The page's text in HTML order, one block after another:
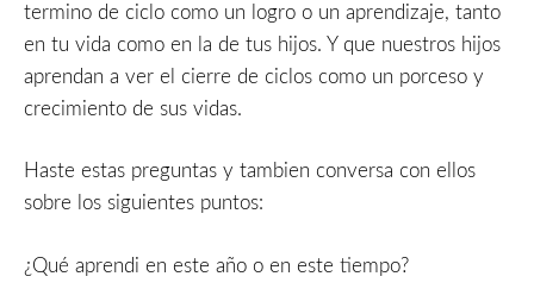
termino de ciclo como un logro o un aprendizaje, tanto
en tu vida como en la de tus hijos. Y que nuestros hijos
aprendan a ver el cierre de ciclos como un porceso y
crecimiento de sus vidas.
Haste estas preguntas y tambien conversa con ellos
sobre los siguientes puntos:
¿Qué aprendi en este año o en este tiempo?